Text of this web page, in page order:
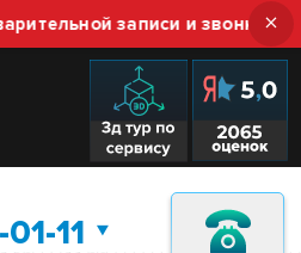
записи и звонка — ×
11